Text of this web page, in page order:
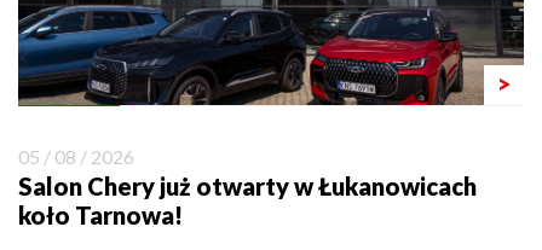
>
05 / 08 / 2026
Salon Chery już otwarty w Łukanowicach
koło Tarnowa!